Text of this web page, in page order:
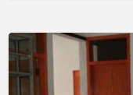
Kos
putri